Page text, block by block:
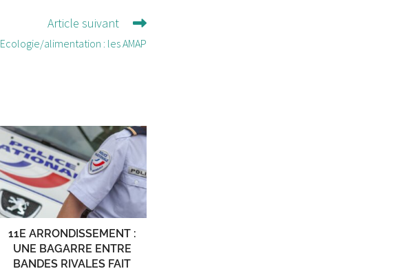
Article suivant
Ecologie/alimentation : les AMAP
11E ARRONDISSEMENT :
UNE BAGARRE ENTRE
BANDES RIVALES FAIT